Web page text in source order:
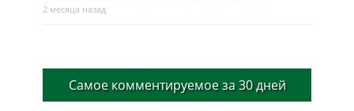
2 месяца назад
Самое комментируемое за 30 дней